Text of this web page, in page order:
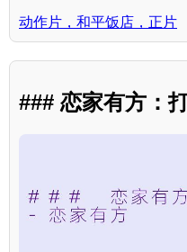
动作片，和平饭店，正片
### 恋家有方：